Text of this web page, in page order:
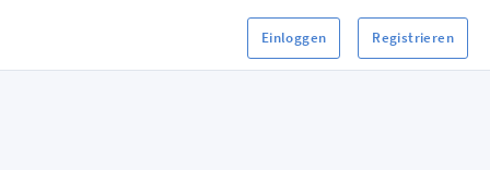
Einloggen Registrieren